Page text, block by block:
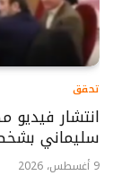
تحقق
انتشار
سليماني
9 أغسطس، 2026